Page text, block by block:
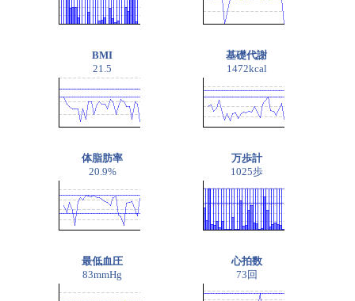
BMI
21.5
基礎代謝
1472kcal
体脂肪率
20.9%
万歩計
1025歩
最低血圧
83mmHg
心拍数
73回